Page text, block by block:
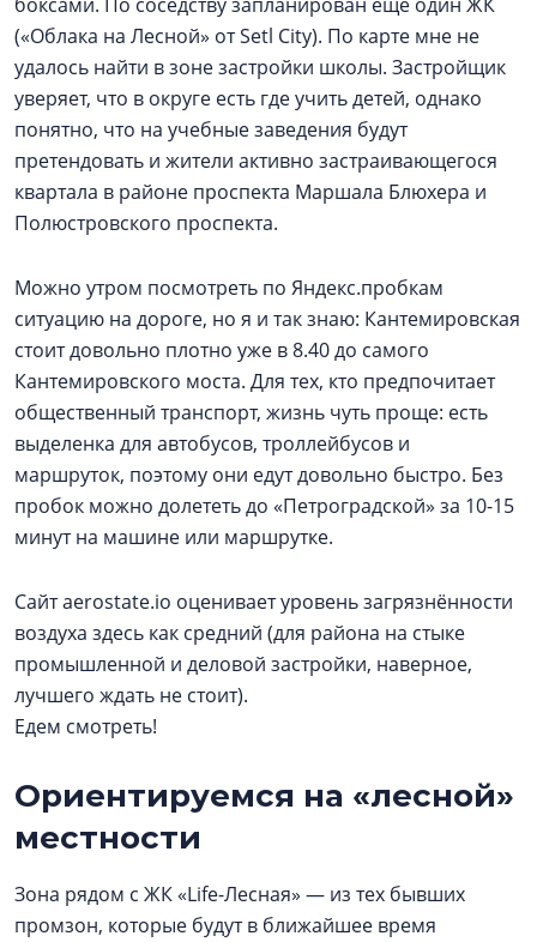
(«Облака на Лесной» от Setl City). По карте мне не
удалось найти в зоне застройки школы. Застройщик
уверяет, что в округе есть где учить детей, однако
понятно, что на учебные заведения будут
претендовать и жители активно застраивающегося
квартала в районе проспекта Маршала Блюхера и
Полюстровского проспекта.
Можно утром посмотреть по Яндекс.пробкам
ситуацию на дороге, но я и так знаю: Кантемировская
стоит довольно плотно уже в 8.40 до самого
Кантемировского моста. Для тех, кто предпочитает
общественный транспорт, жизнь чуть проще: есть
выделенка для автобусов, троллейбусов и
маршруток, поэтому они едут довольно быстро. Без
пробок можно долететь до «Петроградской» за 10-15
минут на машине или маршрутке.
Сайт aerostate.io оценивает уровень загрязнённости
воздуха здесь как средний (для района на стыке
промышленной и деловой застройки, наверное,
лучшего ждать не стоит).
Едем смотреть!
Ориентируемся на «лесной»
местности
Зона рядом с ЖК «Life-Лесная» — из тех бывших
промзон, которые будут в ближайшее время